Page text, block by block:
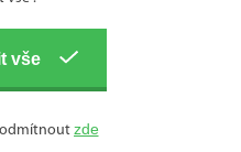
odmítnout